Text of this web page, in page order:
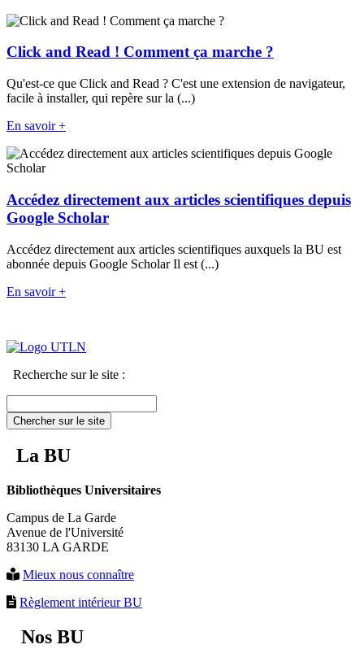
Click and Read ! Comment ça marche ?
Qu'est-ce que Click and Read ? C'est une extension de navigateur,
facile à installer, qui repère sur la (...)
En savoir +
Accédez directement aux articles scientifiques depuis
Google Scholar
Accédez directement aux articles scientifiques auxquels la BU est
abonnée depuis Google Scholar Il est (...)
En savoir +
Recherche sur le site :
Chercher sur le site
La BU
Bibliothèques Universitaires
Campus de La Garde
Avenue de l'Université
83130 LA GARDE
Mieux nous connaître
Règlement intérieur BU
Nos BU